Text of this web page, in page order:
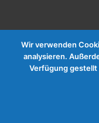
Wir verwenden
analysieren.
Verfügung gestellt